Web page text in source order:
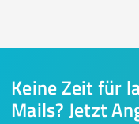
Keine Zeit für
Mails? Jetzt